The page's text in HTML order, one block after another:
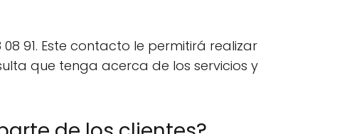
91. Este contacto le permitirá realizar
que tenga acerca de los servicios y